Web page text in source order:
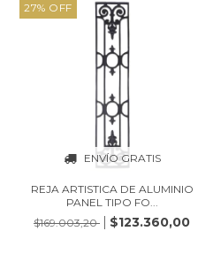
27% OFF
ENVÍO GRATIS
REJA ARTISTICA DE ALUMINIO
PANEL TIPO FO...
$169.003,20
$123.360,00